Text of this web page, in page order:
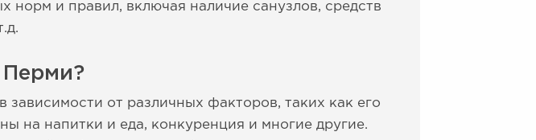
и правил, включая наличие санузлов, средств
Перми?
от различных факторов, таких как его
на напитки и еда, конкуренция и многие другие.